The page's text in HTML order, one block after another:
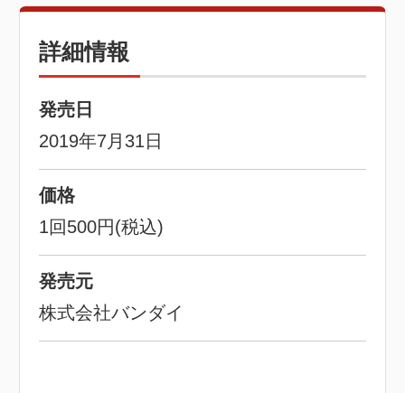
詳細情報
発売日
2019年7月31日
価格
1回500円(税込)
発売元
株式会社バンダイ